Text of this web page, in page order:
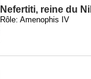
Nefertiti, reine du
Rôle: Amenophis IV